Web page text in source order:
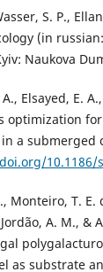
S. P.,
(in
Naukova
Elsayed, E.
optimization
a submerged
10.1186/
Monteiro, T. E.
A. M., &
as substrate